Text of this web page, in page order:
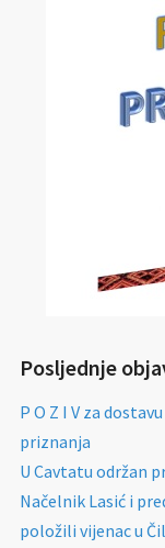
Posljednje
P O Z I V za
priznanja
U Cavtatu održan
Načelnik Lasić i
položili vijenac u